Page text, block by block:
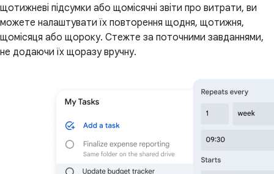
щотижневі підсумки або щомісячні звіти про витрати, ви
можете налаштувати їх повторення щодня, щотижня,
щомісяця або щороку. Стежте за поточними завданнями,
не додаючи їх щоразу вручну.